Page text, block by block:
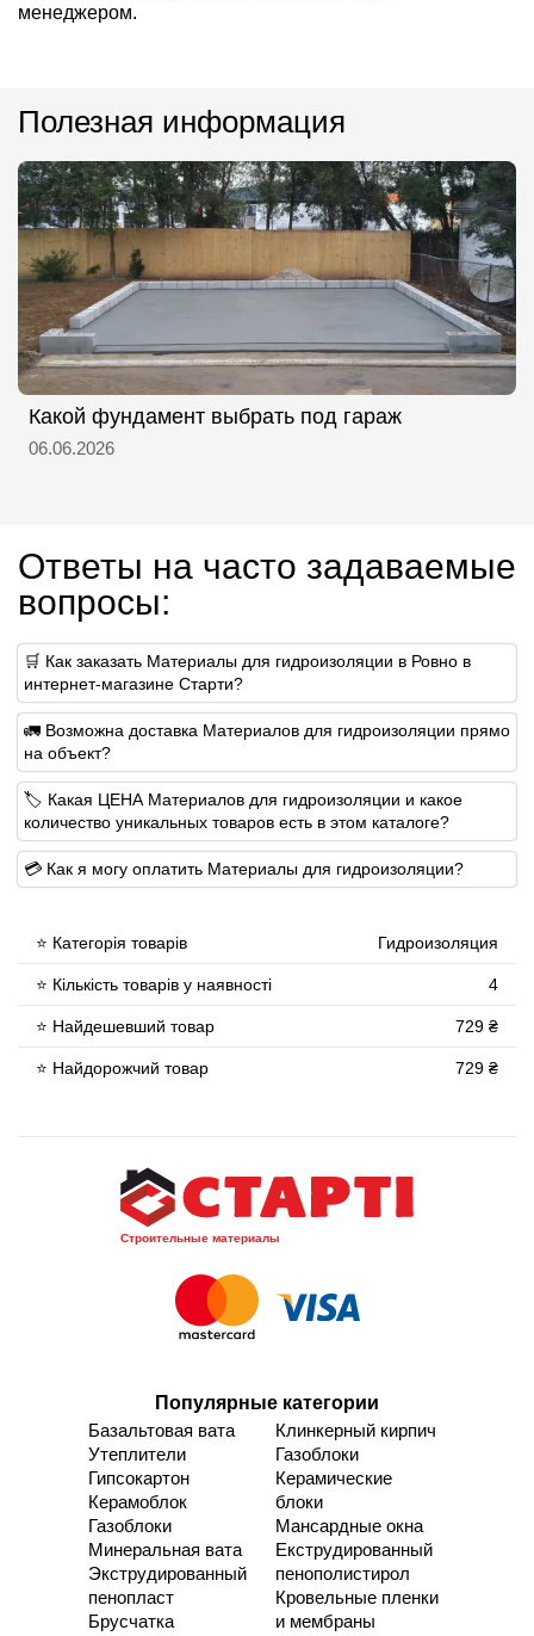
менеджером.
Полезная информация
Какой фундамент выбрать под гараж
06.06.2026
Ответы на часто задаваемые
вопросы:
🛒 Как заказать Материалы для гидроизоляции в Ровно в
интернет-магазине Старти?
🚛 Возможна доставка Материалов для гидроизоляции прямо
на объект?
🏷 Какая ЦЕНА Материалов для гидроизоляции и какое
количество уникальных товаров есть в этом каталоге?
💳 Как я могу оплатить Материалы для гидроизоляции?
⭐ Категорія товарів Гидроизоляция
⭐ Кількість товарів у наявності 4
⭐ Найдешевший товар 729 ₴
⭐ Найдорожчий товар 729 ₴
Строительные материалы
Популярные категории
Базальтовая вата
Утеплители
Гипсокартон
Керамоблок
Газоблоки
Минеральная вата
Экструдированный
пенопласт
Брусчатка
Клинкерный кирпич
Газоблоки
Керамические
блоки
Мансардные окна
Екструдированный
пенополистирол
Кровельные пленки
и мембраны